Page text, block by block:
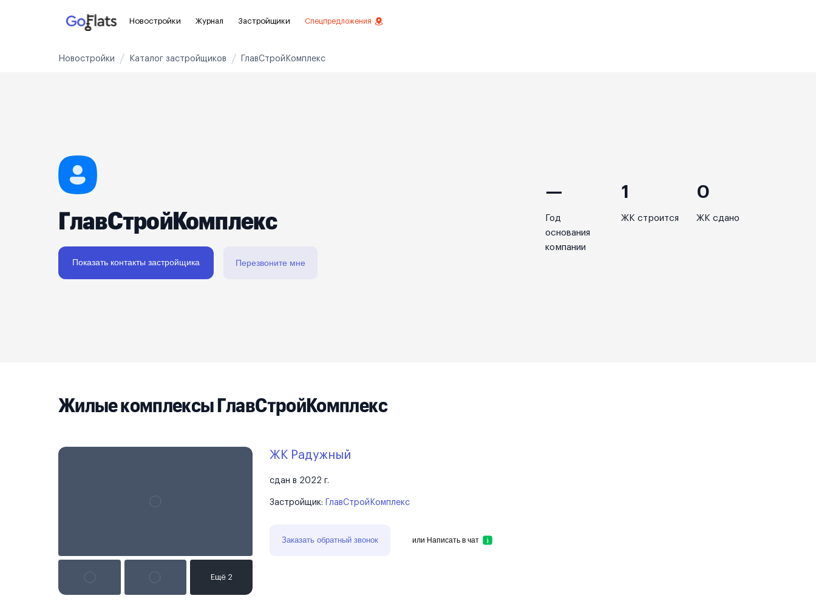
Новостройки
Рядом с метро
На карте
3-8 млн ₽ 8-14 млн ₽ от 14 млн ₽
Реклама на сайте
Журнал Застройщики Спецпредложения
Новостройки Каталог застройщиков ГлавСтройКомплекс
ГлавСтройКомплекс
Показать контакты застройщика Перезвоните мне
—
Год
основания
компании
1
ЖК строится
0
ЖК сдано
Жилые комплексы ГлавСтройКомплекс
ЖК Радужный
сдан в 2022 г.
Застройщик: ГлавСтройКомплекс
Заказать обратный звонок или Написать в чат